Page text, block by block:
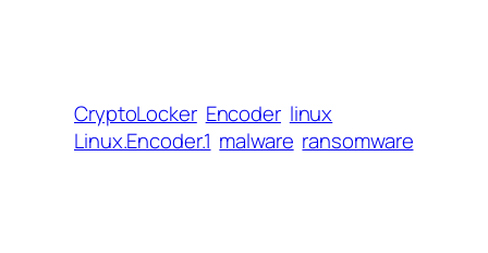
CryptoLocker Encoder linux
Linux.Encoder.1 malware ransomware